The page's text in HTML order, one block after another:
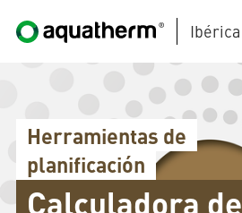
Ibérica
Herramientas de
planificación
Calculadora de